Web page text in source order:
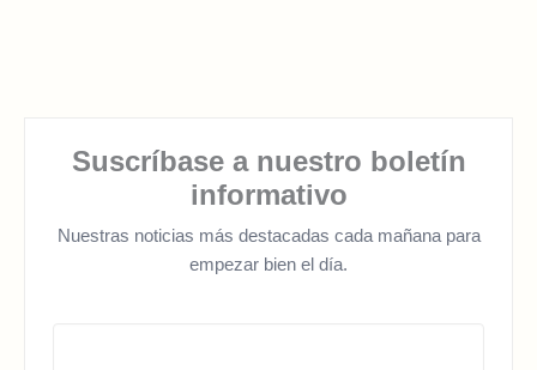
Suscríbase a nuestro boletín
informativo
Nuestras noticias más destacadas cada mañana para
empezar bien el día.